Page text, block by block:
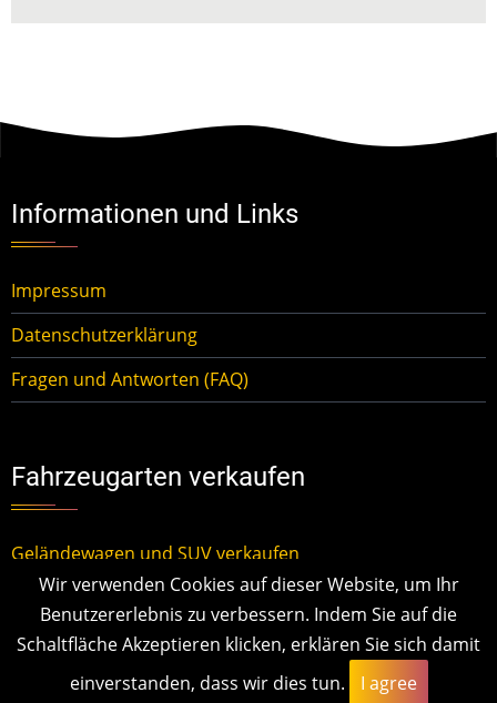
Informationen und Links
Impressum
Datenschutzerklärung
Fragen und Antworten (FAQ)
Fahrzeugarten verkaufen
Geländewagen und SUV verkaufen
Kleinwagen verkaufen
Mittelklassewagen verkaufen
Wir verwenden Cookies auf dieser Website, um Ihr
Benutzererlebnis zu verbessern. Indem Sie auf die
Schaltfläche Akzeptieren klicken, erklären Sie sich damit
einverstanden, dass wir dies tun.
I agree